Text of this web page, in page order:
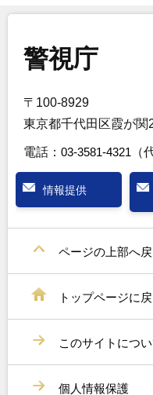
警視庁
〒100-8929
東京都千代田区霞が関
電話： 03-3581-4321 （
情報提供
ページの上部へ戻
トップページに
このサイトにつ
個人情報保護